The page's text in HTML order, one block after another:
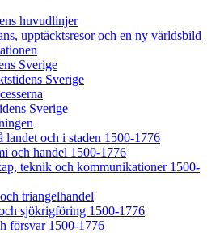
huvudlinjer
upptäcktsresor och en ny världsbild
Sverige
Sverige
Sverige
landet och i staden 1500-1776
och handel 1500-1776
teknik och kommunikationer 1500-
triangelhandel
sjökrigföring 1500-1776
försvar 1500-1776